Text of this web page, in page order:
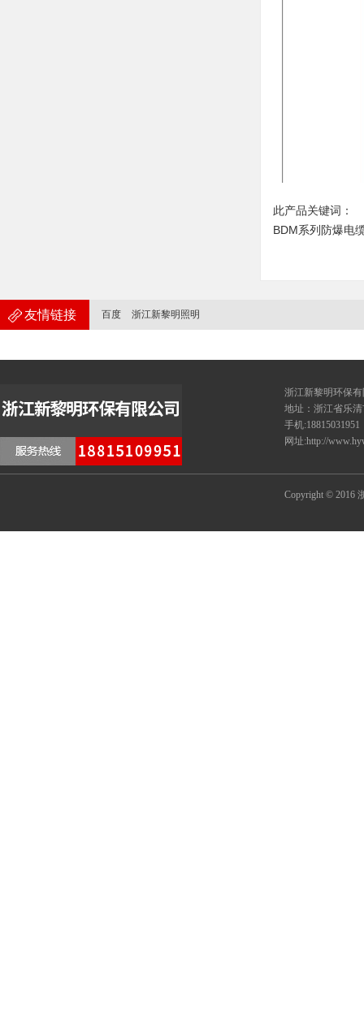
此产品关键词：
BDM系列防爆电
友情链接 百度 浙江新黎明照明
浙江新黎
地址：浙江省乐
手机:18815031951
网址:http://
Copyright © 2016